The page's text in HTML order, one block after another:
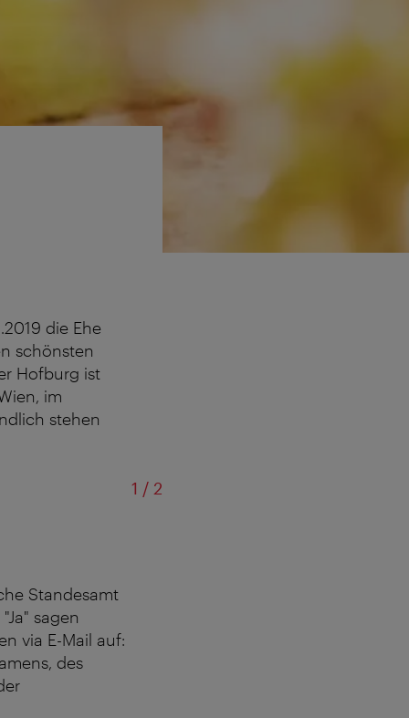
die Ehe
schönsten
Hofburg ist
im
stehen
1 /von
2
Standesamt
sagen
via E-Mail auf:
des